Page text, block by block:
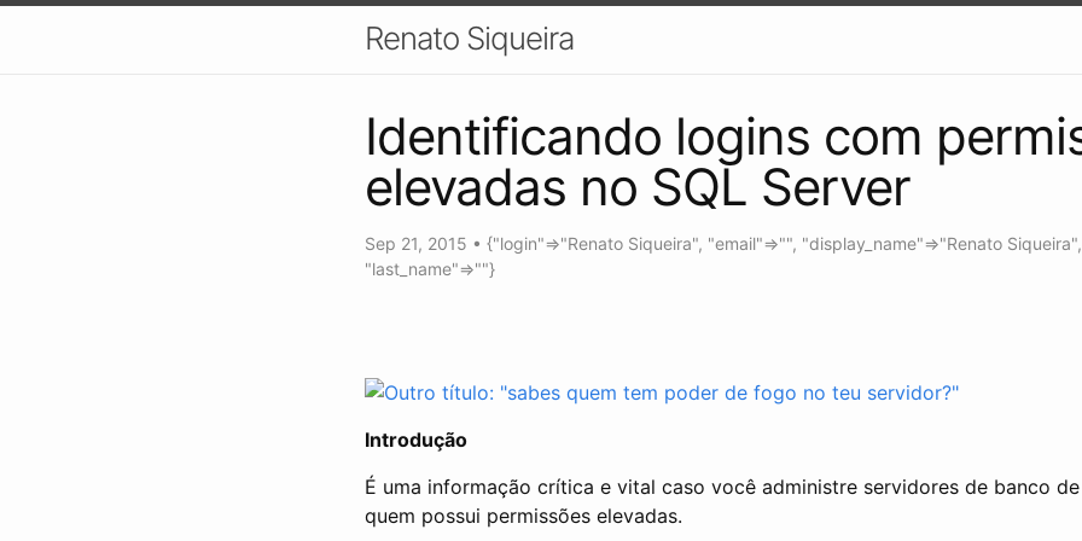
Renato Siqueira
Identificando logins com
elevadas no SQL Server
Sep 21, 2015 • {"login"=>"Renato Siqueira", "email"=>"", "display_name"=>"Renato
"last_name"=>""}
Introdução
É uma informação crítica e vital caso você administre servidores de banco
quem possui permissões elevadas.